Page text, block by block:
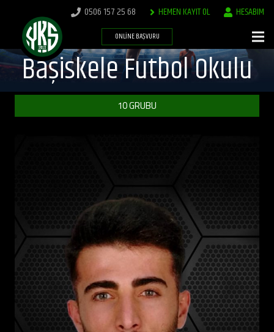
0506 157 25 68 HEMEN KAYIT OL HESABIM
ONLINE BAŞVURU
Başiskele Futbol Okulu
10 GRUBU